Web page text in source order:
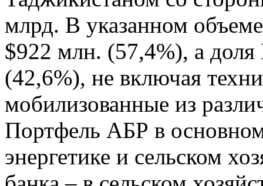
млрд. В указанном
$922 млн. (57,4%), а
(42,6%), не включая
мобилизованные из
Портфель АБР в
энергетике и сельском